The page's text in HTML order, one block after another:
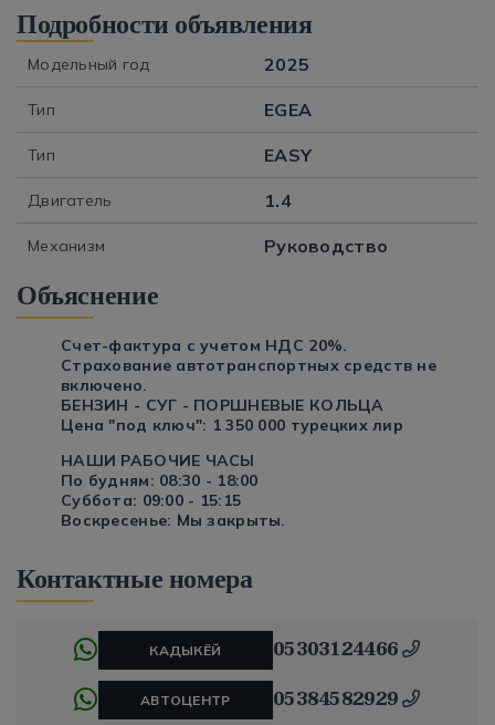
Подробности объявления
Модельный год 2025
Тип EGEA
Тип EASY
Двигатель 1.4
Механизм Руководство
Объяснение
Счет-фактура с учетом НДС 20%.
Страхование автотранспортных средств не
включено.
БЕНЗИН - СУГ - ПОРШНЕВЫЕ КОЛЬЦА
Цена "под ключ": 1 350 000 турецких лир
НАШИ РАБОЧИЕ ЧАСЫ
По будням: 08:30 - 18:00
Суббота: 09:00 - 15:15
Воскресенье: Мы закрыты.
Контактные номера
КАДЫКЁЙ 05303124466
АВТОЦЕНТР 05384582929